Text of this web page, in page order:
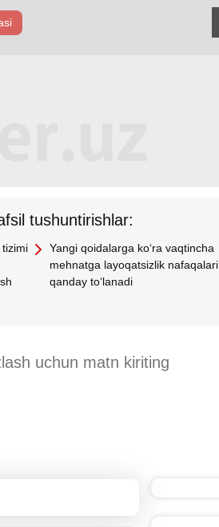
tushuntirishlar:
Yangi qoidalarga koʻra vaqtincha
mehnatga layoqatsizlik nafaqalari
qanday toʻlanadi